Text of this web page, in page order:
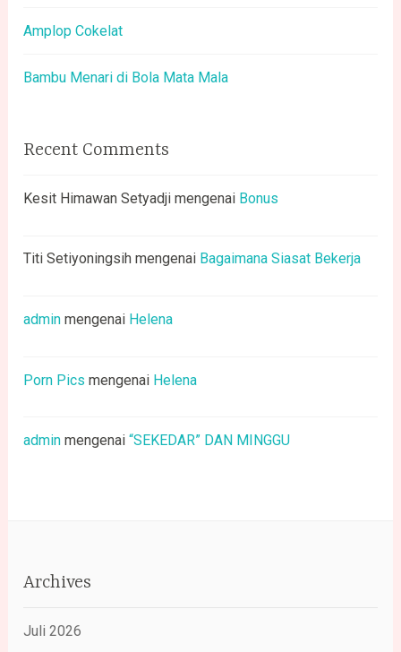
Amplop Cokelat
Bambu Menari di Bola Mata Mala
Recent Comments
Kesit Himawan Setyadji mengenai Bonus
Titi Setiyoningsih mengenai Bagaimana Siasat Bekerja
admin mengenai Helena
Porn Pics mengenai Helena
admin mengenai“SEKEDAR” DAN MINGGU
Archives
Juli 2026